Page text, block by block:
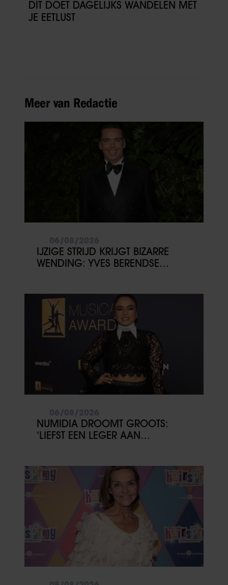
DÍT DOET DAGELIJKS WANDELEN MET
JE EETLUST
Meer van Redactie
IJZIGE STRIJD KRIJGT BIZARRE
WENDING: YVES BERENDSE
NUMIDIA DROOMT GROOTS:
‘LIEFST EEN LEGER AAN